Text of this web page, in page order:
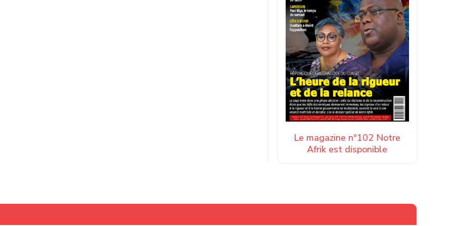
Le magazine n°102 Notre
Afrik est disponible